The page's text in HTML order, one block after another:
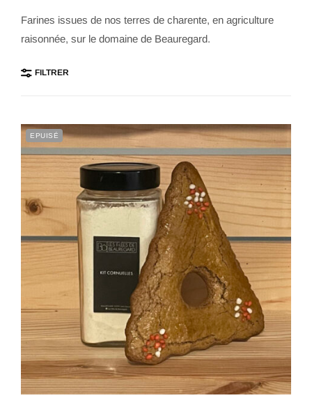
Farines issues de nos terres de charente, en agriculture
raisonnée, sur le domaine de Beauregard.
FILTRER
EPUISÉ